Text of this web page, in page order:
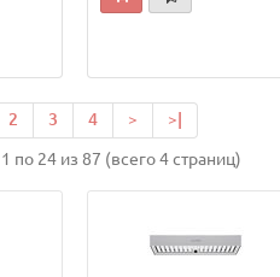
2 3 4 > >|
по 24 из 87 (всего 4 страниц)